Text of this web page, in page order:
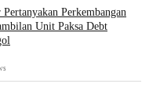
Perkembangan
Unit Paksa Debt